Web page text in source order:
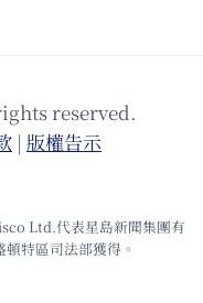
reserved.
| 版權告⽰
Ltd.代表星島新聞集團有
特區司法部獲得。